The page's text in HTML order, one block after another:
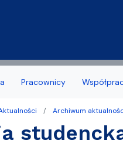
nagrody
Pracownicy
Archiwum